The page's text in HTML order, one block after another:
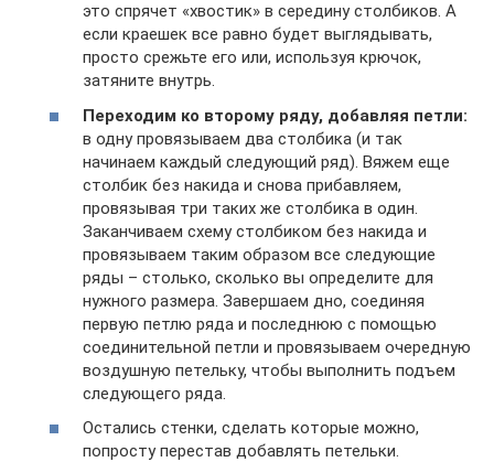
это спрячет «хвостик» в середину столбиков. А
если краешек все равно будет выглядывать,
просто срежьте его или, используя крючок,
затяните внутрь.
Переходим ко второму ряду, добавляя петли:
в одну провязываем два столбика (и так
начинаем каждый следующий ряд). Вяжем еще
столбик без накида и снова прибавляем,
провязывая три таких же столбика в один.
Заканчиваем схему столбиком без накида и
провязываем таким образом все следующие
ряды – столько, сколько вы определите для
нужного размера. Завершаем дно, соединяя
первую петлю ряда и последнюю с помощью
соединительной петли и провязываем очередную
воздушную петельку, чтобы выполнить подъем
следующего ряда.
Остались стенки, сделать которые можно,
попросту перестав добавлять петельки.